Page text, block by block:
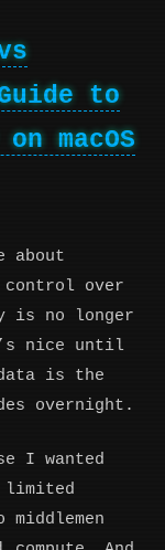
to
macOS
over
is no longer
nice until
is the
overnight.
I wanted
limited